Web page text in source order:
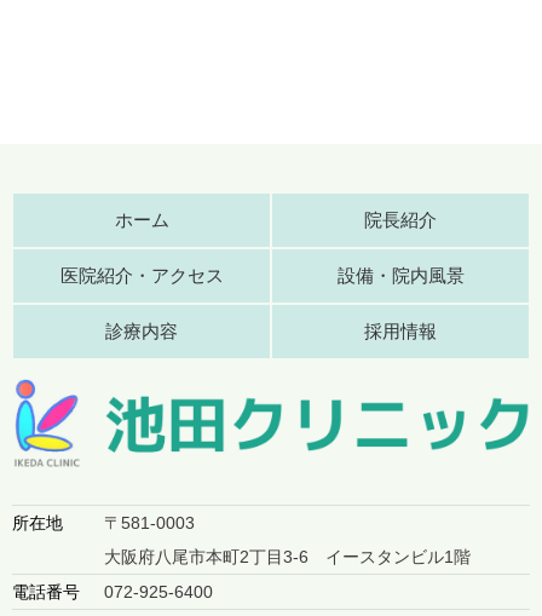
ホーム 院長紹介
医院紹介・アクセス 設備・院内風景
診療内容 採用情報
所在地
〒581-0003
大阪府八尾市本町2丁目3-6 イースタンビル1階
電話番号
072-925-6400